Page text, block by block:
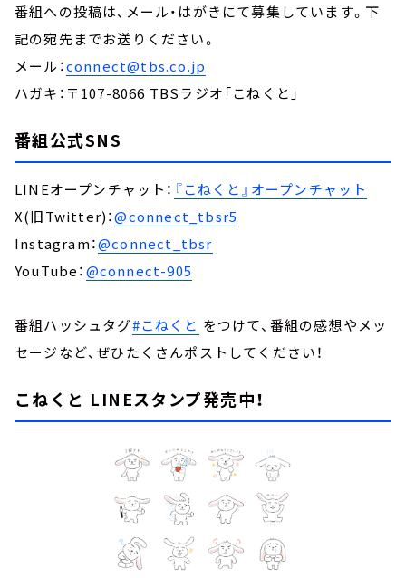
番組への投稿は、メール・はがきにて募集しています。下
記の宛先までお送りください。
メール：connect@tbs.co.jp
ハガキ：〒107-8066 TBSラジオ「こねくと」
番組公式SNS
LINEオープンチャット： 『こねくと』オープンチャット
X(旧Twitter)：@connect_tbsr5
Instagram：@connect_tbsr
YouTube：@connect-905
番組ハッシュタグ#こねくと をつけて、番組の感想やメッ
セージなど、ぜひたくさんポストしてください！
こねくと LINEスタンプ発売中！